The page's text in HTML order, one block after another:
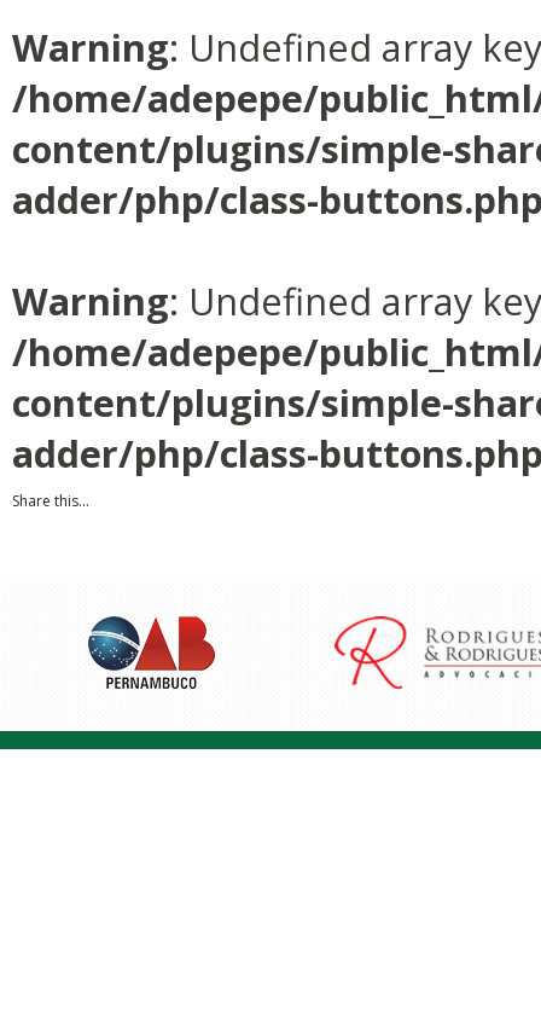
Warning: Undefined array
/home/adepepe/
content/plugins/simple-
adder/php/class-
Warning: Undefined array
/home/adepepe/
content/plugins/simple-
adder/php/class-
Share this...